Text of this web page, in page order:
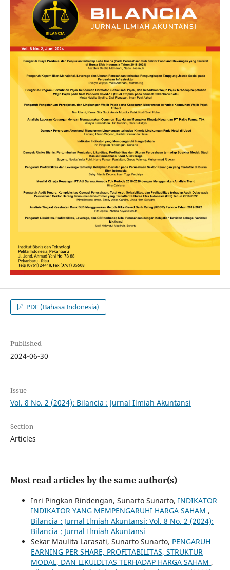
PDF (Bahasa Indonesia)
Published
2024-06-30
Issue
Vol. 8 No. 2 (2024): Bilancia : Jurnal Ilmiah Akuntansi
Section
Articles
Most read articles by the same author(s)
Inri Pingkan Rindengan, Sunarto Sunarto, INDIKATOR
INDIKATOR YANG MEMPENGARUHI HARGA SAHAM ,
Bilancia : Jurnal Ilmiah Akuntansi: Vol. 8 No. 2 (2024):
Bilancia : Jurnal Ilmiah Akuntansi
Sekar Maulita Larasati, Sunarto Sunarto, PENGARUH
EARNING PER SHARE, PROFITABILITAS, STRUKTUR
MODAL, DAN LIKUIDITAS TERHADAP HARGA SAHAM ,